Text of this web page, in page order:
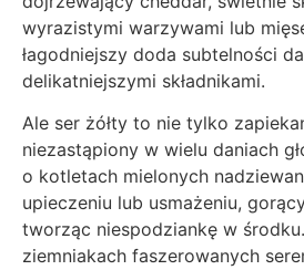
wyrazistymi warzywami lub
łagodniejszy doda subtelności
delikatniejszymi składnikami.
Ale ser żółty to nie tylko
niezastąpiony w wielu daniach
o kotletach mielonych
upieczeniu lub usmażeniu,
tworząc niespodziankę w
ziemniakach faszerowanych